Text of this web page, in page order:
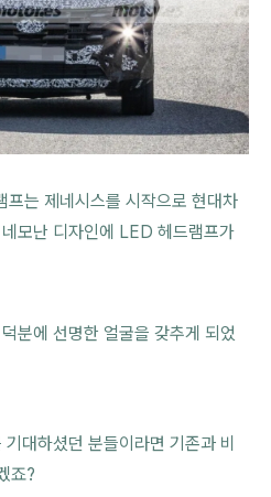
프는 제네시스를 시작으로 현대차
모난 디자인에 LED 헤드램프가
분에 선명한 얼굴을 갖추게 되었
대하셨던 분들이라면 기존과 비
죠?